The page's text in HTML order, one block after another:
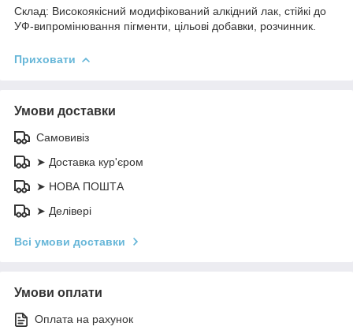
Склад: Високоякісний модифікований алкідний лак, стійкі до
УФ-випромінювання пігменти, цільові добавки, розчинник.
Приховати
Умови доставки
Самовивіз
➤ Доставка кур'єром
➤ НОВА ПОШТА
➤ Делівері
Всі умови доставки
Умови оплати
Оплата на рахунок